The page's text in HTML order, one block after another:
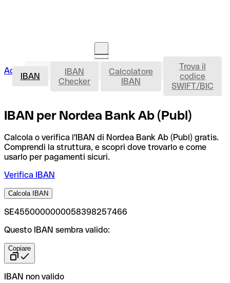
Accedi Avvia la procedura IBAN
IBAN
IBAN
Checker
Calcolatore
IBAN
Trova il
codice
SWIFT/BIC
IBAN per Nordea Bank Ab (Publ)
Calcola o verifica l'IBAN di Nordea Bank Ab (Publ) gratis.
Comprendi la struttura, e scopri dove trovarlo e come
usarlo per pagamenti sicuri.
Verifica IBAN
Calcola IBAN
SE4550000000058398257466
Questo IBAN sembra valido:
Copiare
IBAN non valido